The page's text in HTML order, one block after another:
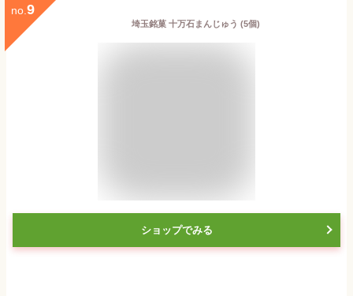
no. 9
埼玉銘菓 十万石まんじゅう (5個)
ショップでみる